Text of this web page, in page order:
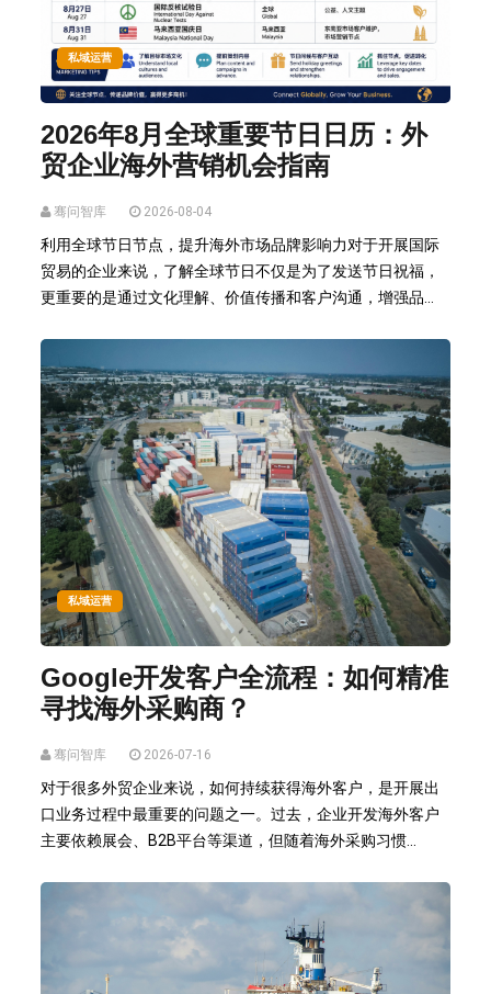
私域运营
2026年8月全球重要节日日历：外
贸企业海外营销机会指南
骞问智库 2026-08-04
利用全球节日节点，提升海外市场品牌影响力对于开展国际
贸易的企业来说，了解全球节日不仅是为了发送节日祝福，
更重要的是通过文化理解、价值传播和客户沟通，增强品...
私域运营
Google开发客户全流程：如何精准
寻找海外采购商？
骞问智库 2026-07-16
对于很多外贸企业来说，如何持续获得海外客户，是开展出
口业务过程中最重要的问题之一。过去，企业开发海外客户
主要依赖展会、B2B平台等渠道，但随着海外采购习惯...